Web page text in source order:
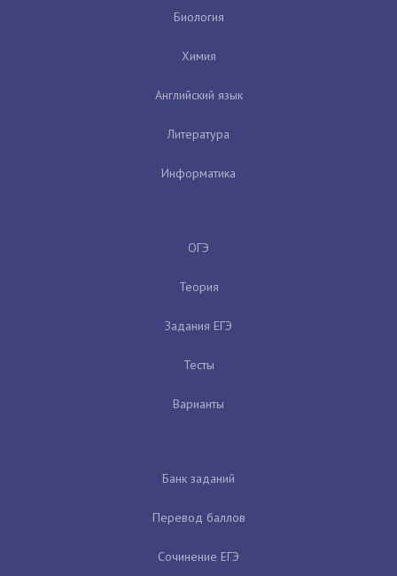
Биология
Химия
Английский язык
Литература
Информатика
ОГЭ
Теория
Задания ЕГЭ
Тесты
Варианты
Банк заданий
Перевод баллов
Сочинение ЕГЭ